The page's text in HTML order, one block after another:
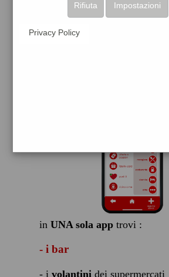
scarica gratis
in UNA sola apptrovi :
- i bar
- i volantinidei supermercati
Impostazioni
Rifiuta
Privacy Policy